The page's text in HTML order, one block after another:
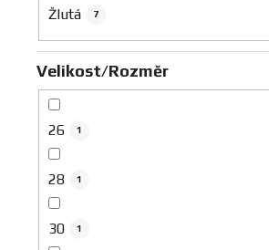
Žlutá 7
Velikost/Rozměr
26 1
28 1
30 1